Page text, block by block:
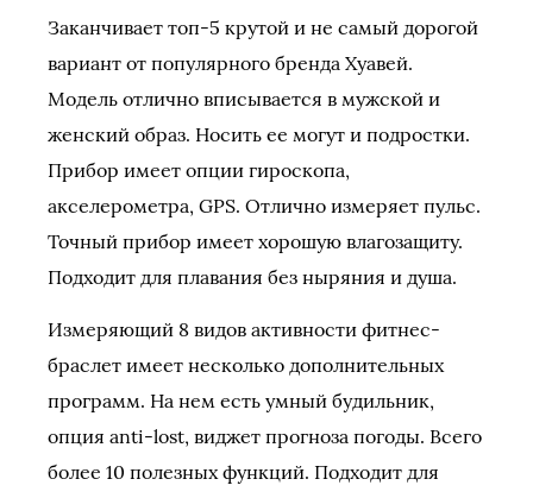
Заканчивает топ-5 крутой и не самый дорогой
вариант от популярного бренда Хуавей.
Модель отлично вписывается в мужской и
женский образ. Носить ее могут и подростки.
Прибор имеет опции гироскопа,
акселерометра, GPS. Отлично измеряет пульс.
Точный прибор имеет хорошую влагозащиту.
Подходит для плавания без ныряния и душа.
Измеряющий 8 видов активности фитнес-
браслет имеет несколько дополнительных
программ. На нем есть умный будильник,
опция anti-lost, виджет прогноза погоды. Всего
более 10 полезных функций. Подходит для